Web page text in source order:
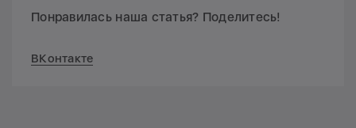
Понравилась наша статья? Поделитесь!
ВКонтакте